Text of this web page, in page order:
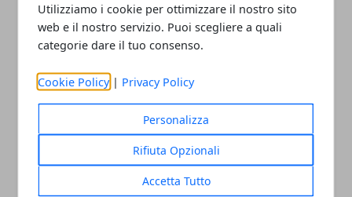
Utilizziamo i cookie per ottimizzare il nostro sito
web e il nostro servizio. Puoi scegliere a quali
categorie dare il tuo consenso.
Cookie Policy | Privacy Policy
Personalizza
Rifiuta Opzionali
Accetta Tutto
Articolo Precedente
Guida alla scelta dei
Articolo Successivo
Come funziona la sigaretta
Redazione